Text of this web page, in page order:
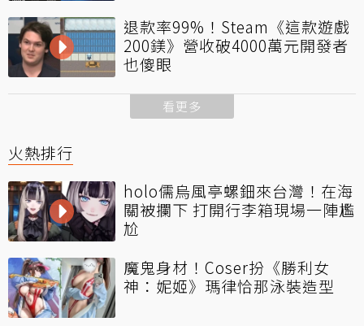
退款率99%！Steam《這款遊戲
200鎂》營收破4000萬元開發者
也傻眼
看更多
火熱排行
holo儒烏風亭螺鈿來台灣！在海
關被攔下 打開行李箱現場一陣尷
尬
魔鬼身材！Coser扮《勝利女
神：妮姬》瑪律恰那泳裝造型